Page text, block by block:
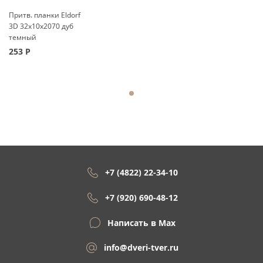
Притв. планки Eldorf
3D 32x10x2070 дуб
темный
253 Р
+7 (4822) 22-34-10
+7 (920) 690-48-12
Написать в Max
info@dveri-tver.ru